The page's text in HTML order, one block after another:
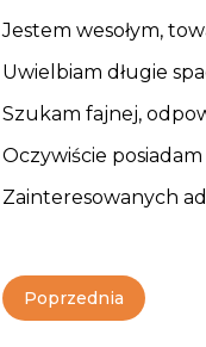
Jestem wesołym,
Uwielbiam długie
Szukam fajnej,
Oczywiście
Zainteresowanych
Poprzednia